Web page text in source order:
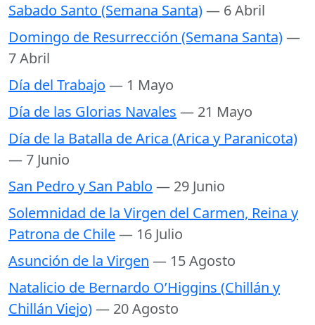
Sabado Santo (Semana Santa)— 6 Abril
Domingo de Resurrección (Semana Santa)—
7 Abril
Día del Trabajo — 1 Mayo
Día de las Glorias Navales — 21 Mayo
Día de la Batalla de Arica (Arica y Paranicota)
— 7 Junio
San Pedro y San Pablo — 29 Junio
Solemnidad de la Virgen del Carmen, Reina y
Patrona de Chile— 16 Julio
Asunción de la Virgen — 15 Agosto
Natalicio de Bernardo O’Higgins (Chillán y
Chillán Viejo)— 20 Agosto